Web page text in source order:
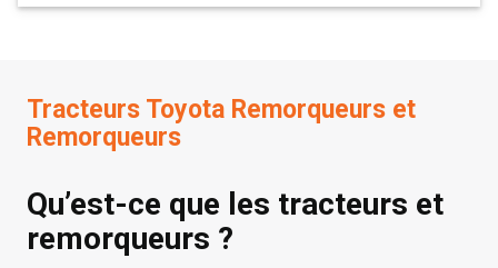
Tracteurs Toyota Remorqueurs et
Remorqueurs
Qu’est-ce que les tracteurs et
remorqueurs ?